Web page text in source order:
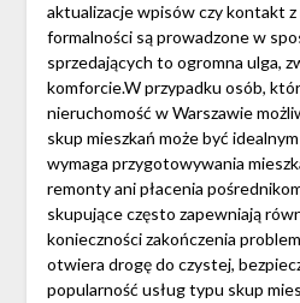
aktualizacje wpisów czy kontakt
formalności są prowadzone w
sprzedających to ogromna ulga,
komforcie.W przypadku osób,
nieruchomość w Warszawie
skup mieszkań może być
wymaga przygotowywania
remonty ani płacenia
skupujące często zapewniają
konieczności zakończenia
otwiera drogę do czystej,
popularność usług typu skup